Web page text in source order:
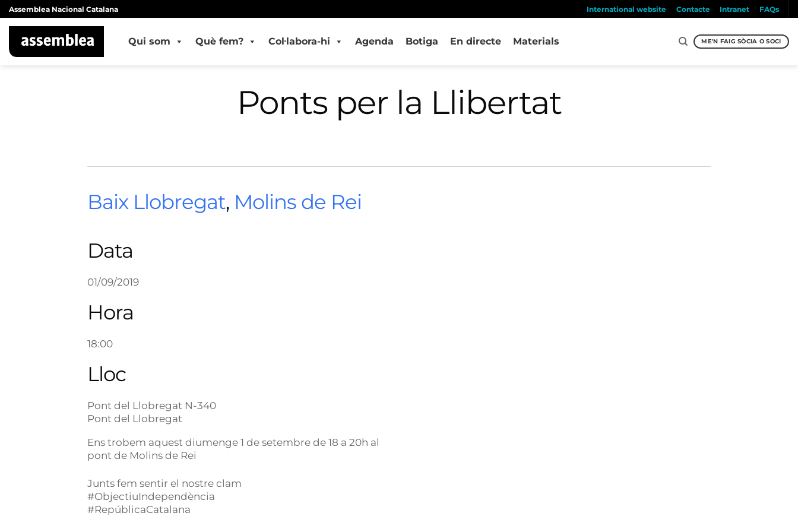
Skip
to
content
Assemblea Nacional Catalana International website Contacte Intranet FAQs
Qui som Què fem? Col·labora-hi Agenda Botiga En directe Materials ME'N FAIG SÒCIA O SOCI
Ponts per la Llibertat
Baix Llobregat, Molins de Rei
Data
01/09/2019
Hora
18:00
Lloc
Pont del Llobregat N-340
Pont del Llobregat
Ens trobem aquest diumenge 1 de setembre de 18 a 20h al
pont de Molins de Rei
Junts fem sentir el nostre clam
#ObjectiuIndependència
#RepúblicaCatalana